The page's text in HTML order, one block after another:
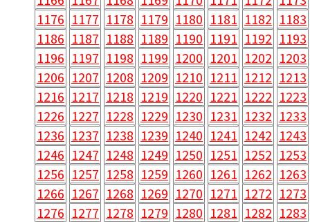
1176 1177 1178 1179 1180 1181 1182 1183
1186 1187 1188 1189 1190 1191 1192 1193
1196 1197 1198 1199 1200 1201 1202 1203
1206 1207 1208 1209 1210 1211 1212 1213
1216 1217 1218 1219 1220 1221 1222 1223
1226 1227 1228 1229 1230 1231 1232 1233
1236 1237 1238 1239 1240 1241 1242 1243
1246 1247 1248 1249 1250 1251 1252 1253
1256 1257 1258 1259 1260 1261 1262 1263
1266 1267 1268 1269 1270 1271 1272 1273
1276 1277 1278 1279 1280 1281 1282 1283